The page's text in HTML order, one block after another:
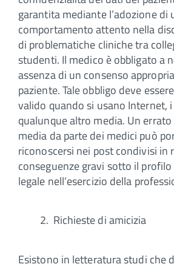
garantita mediante l’adozione di
comportamento attento nella
di problematiche cliniche tra
studenti. Il medico è obbligato a
assenza di un consenso
paziente. Tale obbligo deve
valido quando si usano Internet,
qualunque altro media. Un
media da parte dei medici può
riconoscersi nei post condivisi in
conseguenze gravi sotto il
legale nell’esercizio della
Richieste di amicizia
Esistono in letteratura studi che